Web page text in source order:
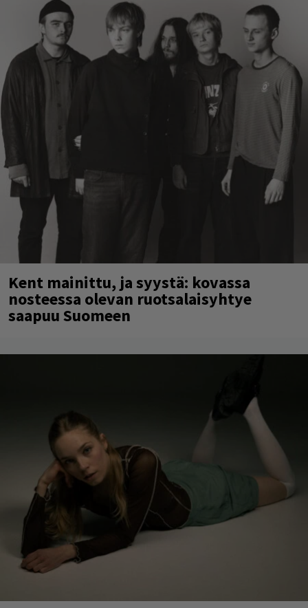
Kent mainittu, ja syystä: kovassa
nosteessa olevan ruotsalaisyhtye
saapuu Suomeen